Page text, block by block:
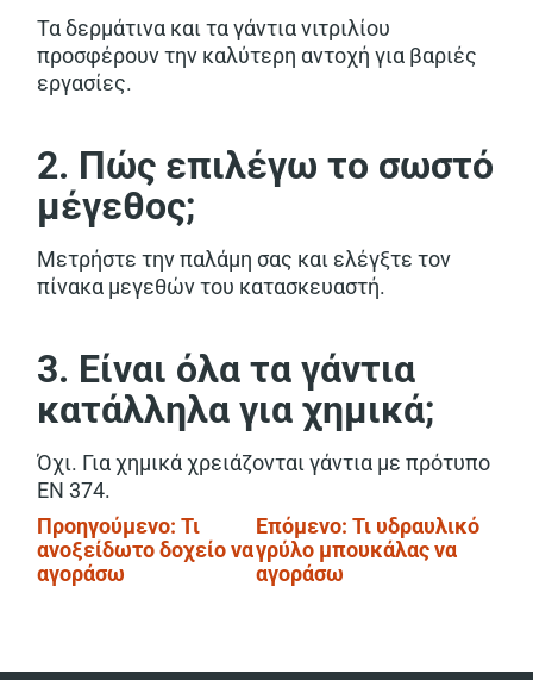
Τα δερμάτινα και τα γάντια νιτριλίου
προσφέρουν την καλύτερη αντοχή για βαριές
εργασίες.
2. Πώς επιλέγω το σωστό
μέγεθος;
Μετρήστε την παλάμη σας και ελέγξτε τον
πίνακα μεγεθών του κατασκευαστή.
3. Είναι όλα τα γάντια
κατάλληλα για χημικά;
Όχι. Για χημικά χρειάζονται γάντια με πρότυπο
EN 374.
Πλοήγηση
άρθρων
Προηγούμενο: Τι
ανοξείδωτο δοχείο να
αγοράσω
Επόμενο: Τι υδραυλικό
γρύλο μπουκάλας να
αγοράσω